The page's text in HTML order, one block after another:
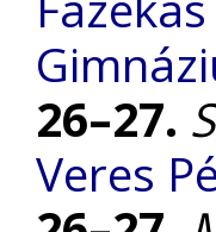
26–27.
Veres